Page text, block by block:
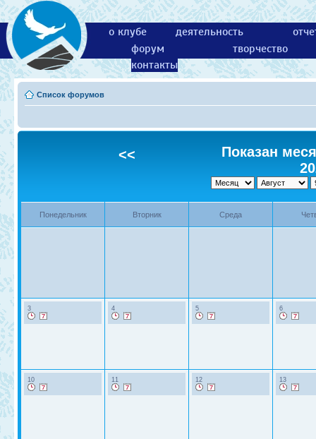
о клубе деятельность
форум
творчество
контакты
Список форумов
<<
Показан
Понедельник Вторник Среда
3 4 5 6
10 11 12 13